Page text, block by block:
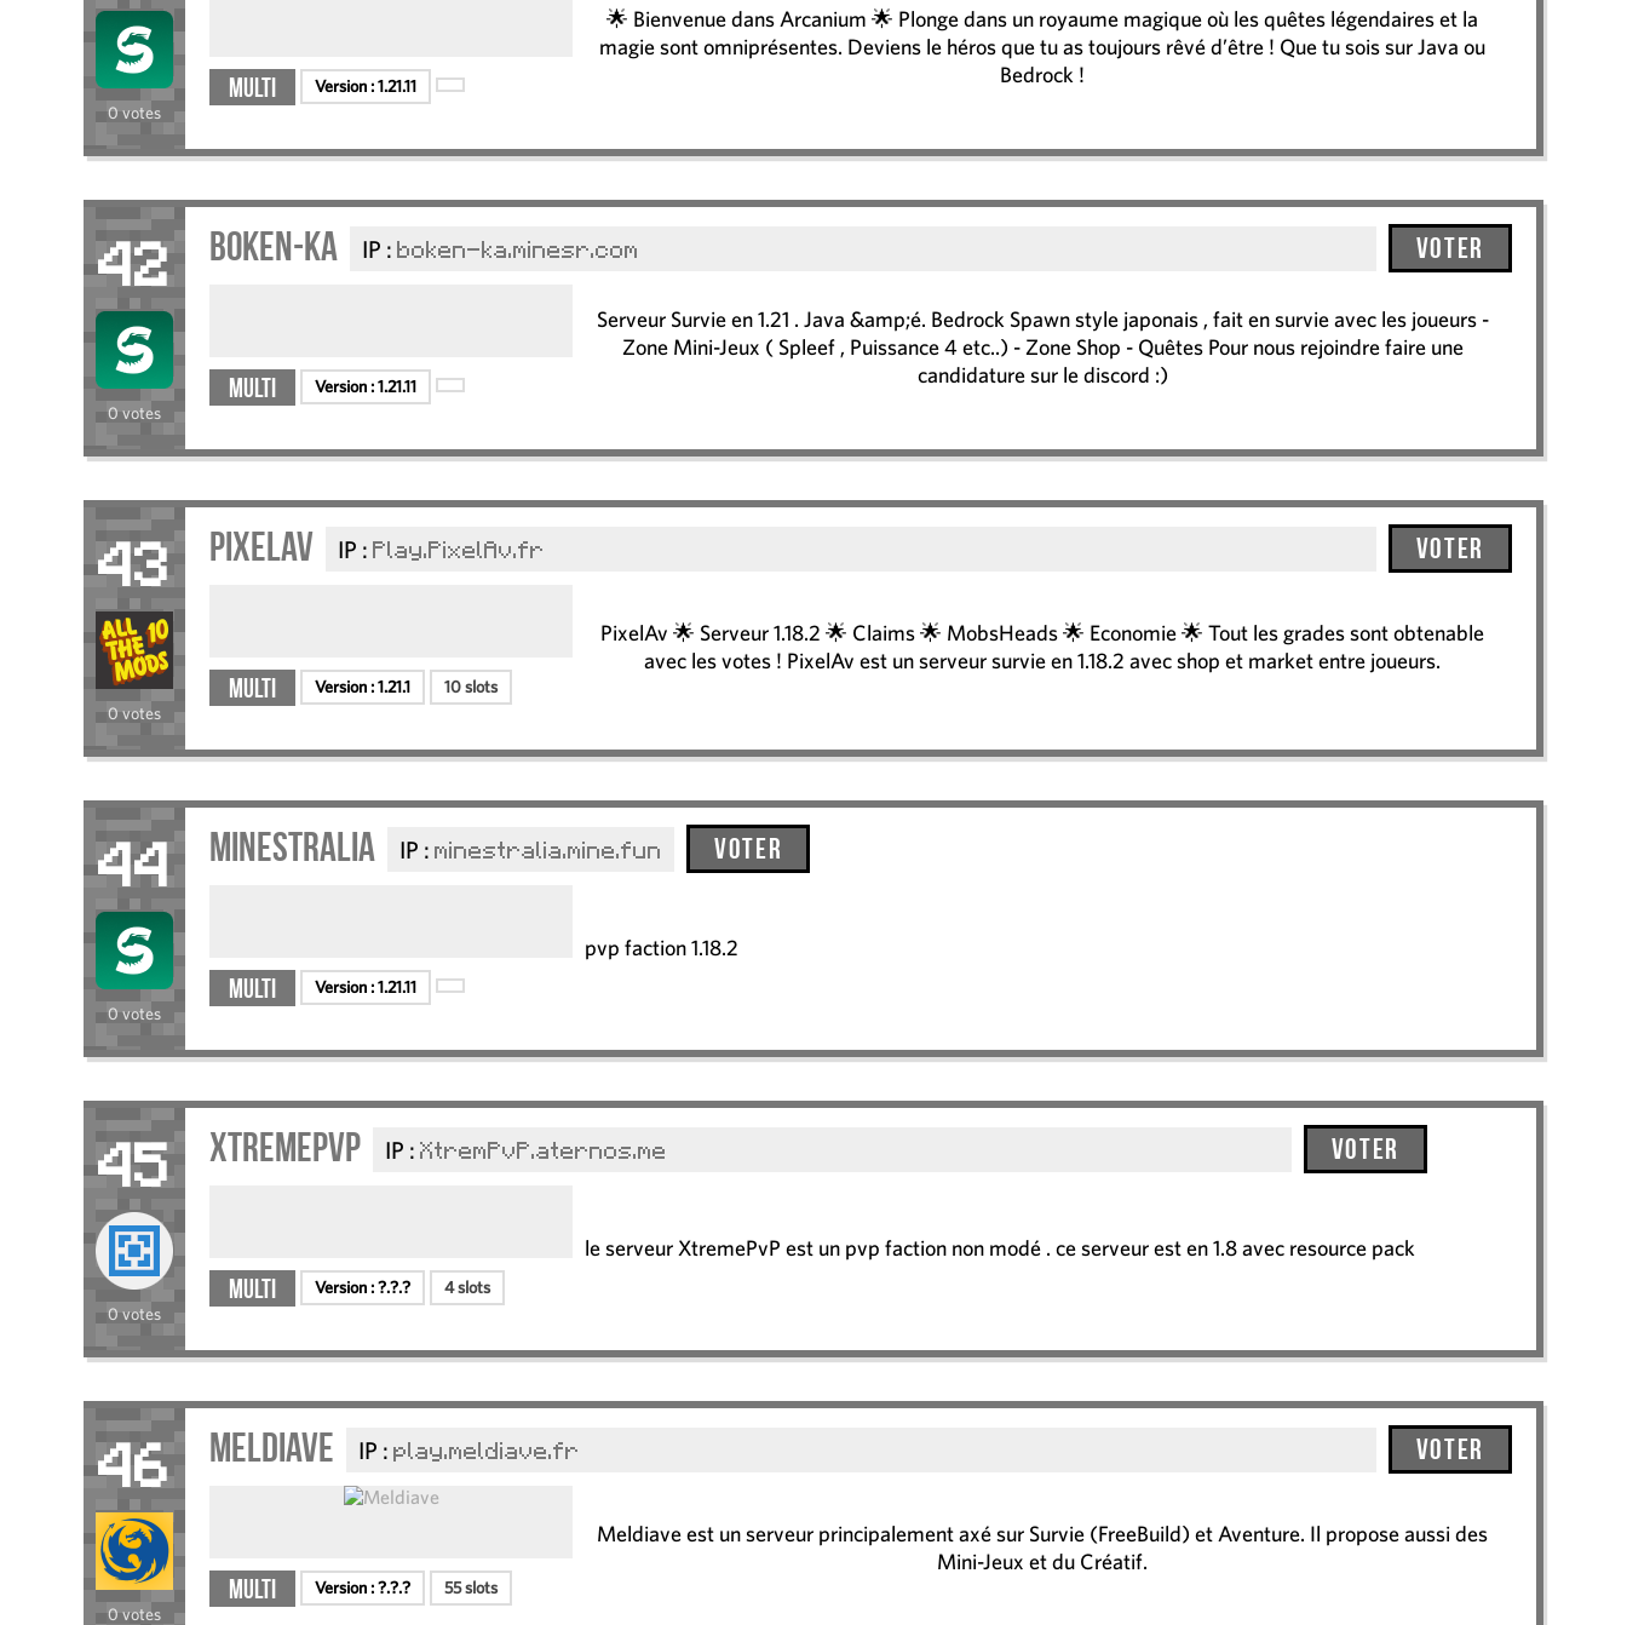
0 votes
Multi Version :1.21.11
🌟 Bienvenue dans Arcanium 🌟 Plonge dans un royaume magique où les quêtes légendaires et la
magie sont omniprésentes. Deviens le héros que tu as toujours rêvé d’être ! Que tu sois sur Java ou
Bedrock !
42
0 votes
Boken-ka IP : boken-ka.minesr.com Voter
Multi Version :1.21.11
Serveur Survie en 1.21 . Java &amp;é. Bedrock Spawn style japonais , fait en survie avec les joueurs -
Zone Mini-Jeux ( Spleef , Puissance 4 etc..) - Zone Shop - Quêtes Pour nous rejoindre faire une
candidature sur le discord :)
43
0 votes
PixelAv IP : Play.PixelAv.fr Voter
Multi Version :1.21.1 10 slots
PixelAv 🌟 Serveur 1.18.2 🌟 Claims 🌟 MobsHeads 🌟 Economie 🌟 Tout les grades sont obtenable
avec les votes ! PixelAv est un serveur survie en 1.18.2 avec shop et market entre joueurs.
44
0 votes
minestralia IP : minestralia.mine.fun Voter
Multi Version :1.21.11
pvp faction 1.18.2
45
0 votes
XtremePvP IP : XtremPvP.aternos.me Voter
Multi Version :?.?.? 4 slots
le serveur XtremePvP est un pvp faction non modé . ce serveur est en 1.8 avec resource pack
46
0 votes
Meldiave IP : play.meldiave.fr Voter
Multi Version :?.?.? 55 slots
Meldiave est un serveur principalement axé sur Survie (FreeBuild) et Aventure. Il propose aussi des
Mini-Jeux et du Créatif.